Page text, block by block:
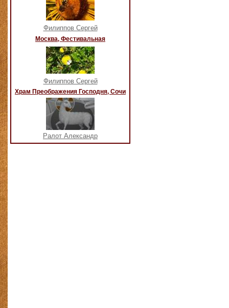
Филиппов Сергей
Москва, Фестивальная
Филиппов Сергей
Храм Преображения Господня, Сочи
Ралот Александр